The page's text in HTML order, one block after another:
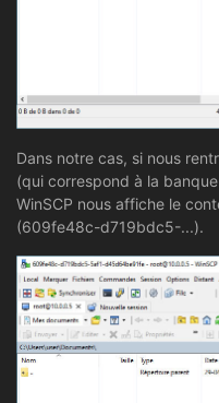
Dans notre cas, si nous
(qui correspond à la
WinSCP nous affiche le
(609fe48c-d719bdc5-...).